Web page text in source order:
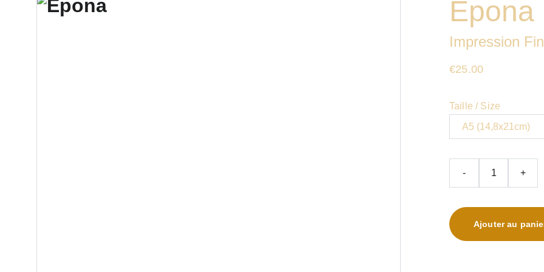
Epona
Impression
€25.00
Taille / Size
- +
Ajouter au